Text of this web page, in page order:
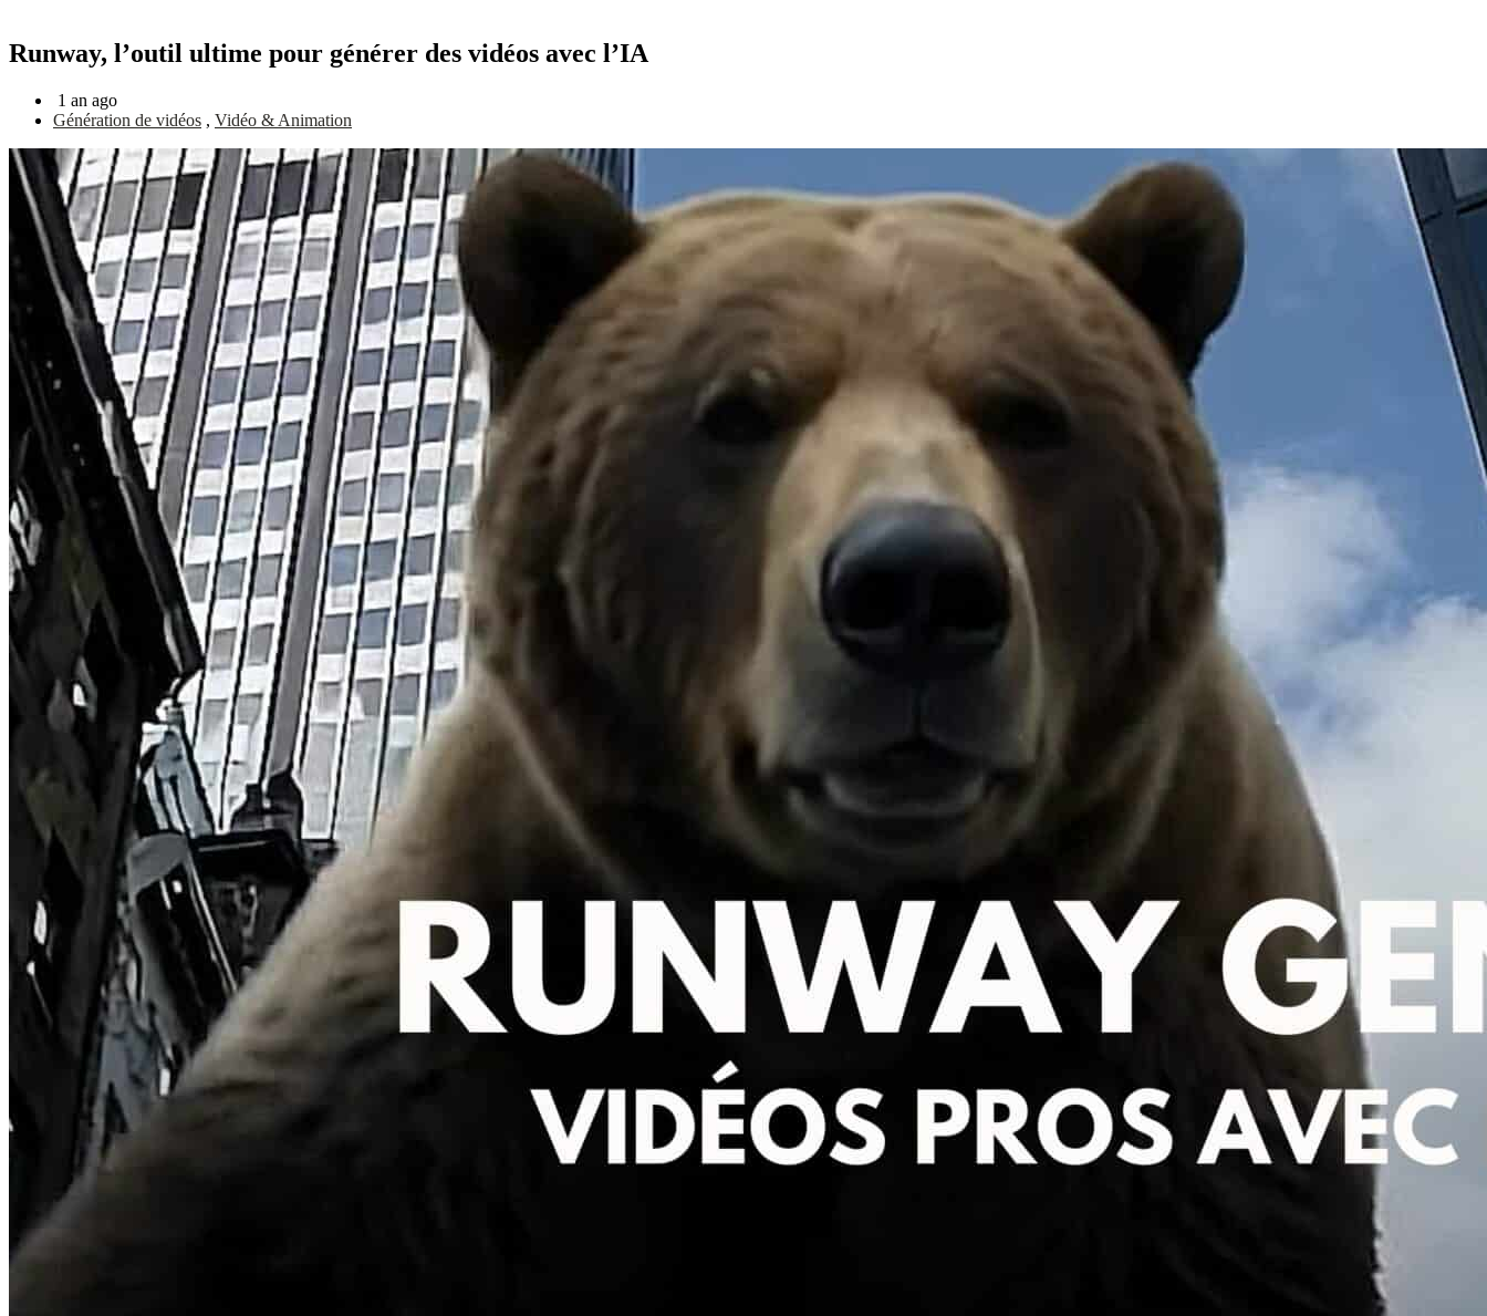
Runway, l’outil ultime pour générer des vidéos avec l’IA
1 an ago
Génération de vidéos , Vidéo & Animation